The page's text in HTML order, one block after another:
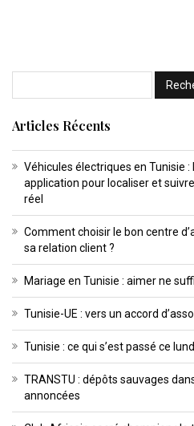
Articles Récents
Véhicules électriques en Tunisie
application pour localiser et
réel
Comment choisir le bon centre
sa relation client ?
Mariage en Tunisie : aimer ne
Tunisie-UE : vers un accord
Tunisie : ce qui s’est passé ce
TRANSTU : dépôts sauvages
annoncées